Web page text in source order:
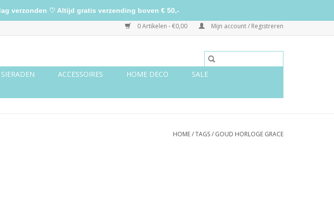
0 Artikelen - €0,00 Mijn account / Registreren
SIERADEN ACCESSOIRES HOME DECO
SALE
HOME/TAGS/ GOUD HORLOGE GRACE
verzonden ♡ Altijd gratis verzending boven € 50,-